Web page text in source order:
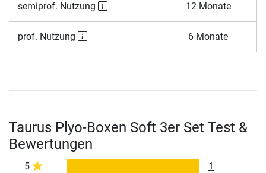
semiprof. Nutzung 12 Monate
prof. Nutzung 6 Monate
Taurus Plyo-Boxen Soft 3er Set Test &
Bewertungen
5
1